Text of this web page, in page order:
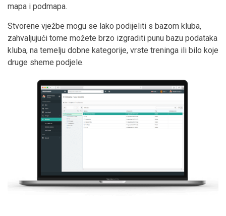
mapa i podmapa.
Stvorene vježbe mogu se lako podijeliti s bazom kluba,
zahvaljujući tome možete brzo izgraditi punu bazu podataka
kluba, na temelju dobne kategorije, vrste treninga ili bilo koje
druge sheme podjele.